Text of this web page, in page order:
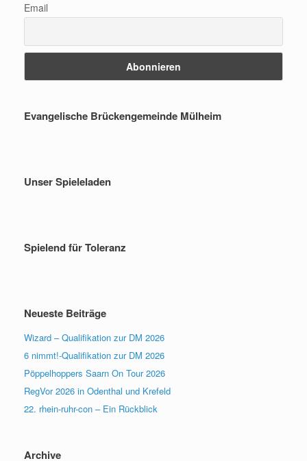
Email
Evangelische Brückengemeinde Mülheim
Unser Spieleladen
Spielend für Toleranz
Neueste Beiträge
Wizard – Qualifikation zur DM 2026
6 nimmt!-Qualifikation zur DM 2026
Pöppelhoppers Saarn On Tour 2026
RegVor 2026 in Odenthal und Krefeld
22. rhein-ruhr-con – Ein Rückblick
Archive